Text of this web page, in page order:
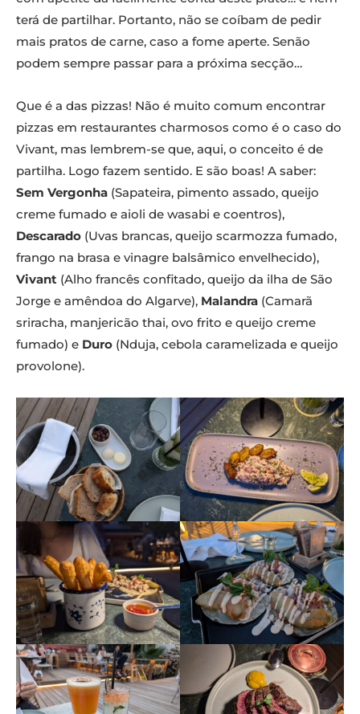
terá de partilhar. Portanto, não se coíbam de pedir
mais pratos de carne, caso a fome aperte. Senão
podem sempre passar para a próxima secção…
Que é a das pizzas! Não é muito comum encontrar
pizzas em restaurantes charmosos como é o caso do
Vivant, mas lembrem-se que, aqui, o conceito é de
partilha. Logo fazem sentido. E são boas! A saber:
Sem Vergonha (Sapateira, pimento assado, queijo
creme fumado e aioli de wasabi e coentros),
Descarado (Uvas brancas, queijo scarmozza fumado,
frango na brasa e vinagre balsâmico envelhecido),
Vivant (Alho francês confitado, queijo da ilha de São
Jorge e amêndoa do Algarve), Malandra (Camarã
sriracha, manjericão thai, ovo frito e queijo creme
fumado) e Duro (Nduja, cebola caramelizada e queijo
provolone).